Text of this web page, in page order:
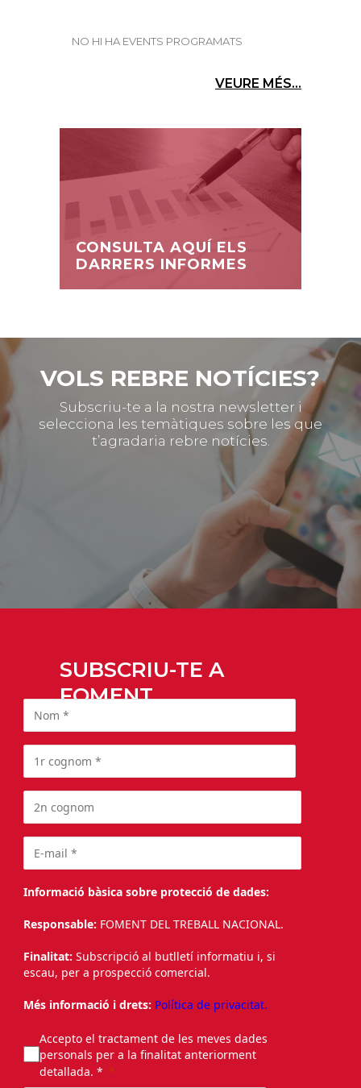
NO HI HA EVENTS PROGRAMATS
VEURE MÉS...
CONSULTA AQUÍ ELS
DARRERS INFORMES
VOLS REBRE NOTÍCIES?
Subscriu-te a la nostra newsletter i
selecciona les temàtiques sobre les que
t’agradaria rebre notícies.
SUBSCRIU-TE A
FOMENT
Informació bàsica sobre protecció de dades:
Responsable: FOMENT DEL TREBALL NACIONAL.
Finalitat: Subscripció al butlletí informatiu i, si
escau, per a prospecció comercial.
Més informació i drets: Política de privacitat.
Accepto el tractament de les meves dades
personals per a la finalitat anteriorment
detallada. *